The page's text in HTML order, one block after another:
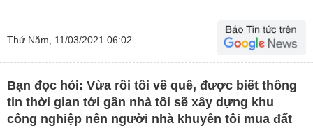
Thứ Năm, 11/03/2021 06:02
Bạn đọc hỏi: Vừa rồi tôi về quê, được biết thông
tin thời gian tới gần nhà tôi sẽ xây dựng khu
công nghiệp nên người nhà khuyên tôi mua đất